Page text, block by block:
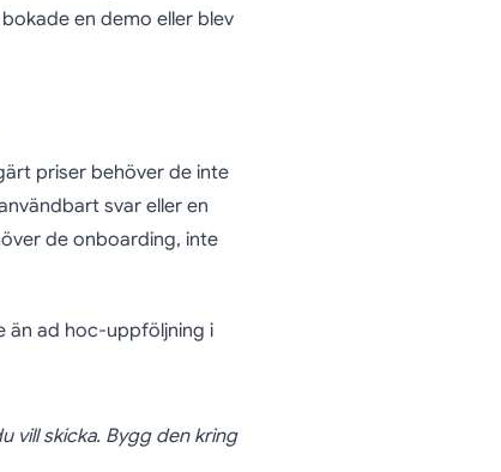
en demo eller blev
priser behöver de inte
svar eller en
de onboarding, inte
än ad hoc-uppföljning i
vill skicka. Bygg den kring